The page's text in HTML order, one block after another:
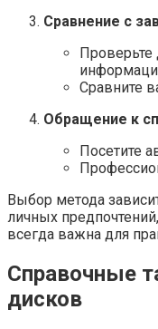
Сравнение с
Сравните
Обращение к
Посетите
Выбор метода
личных
всегда важна для
Справочные
дисков